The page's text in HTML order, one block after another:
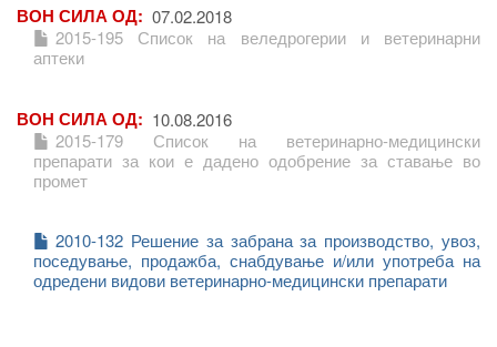
ВОН СИЛА ОД
07.02.2018
2015-195 Список на веледрогерии и ветеринарни
аптеки
ВОН СИЛА ОД
10.08.2016
2015-179 Список на ветеринарно-медицински
препарати за кои е дадено одобрение за ставање во
промет
2010-132 Решение за забрана за производство, увоз,
поседување, продажба, снабдување и/или употреба на
одредени видови ветеринарно-медицински препарати